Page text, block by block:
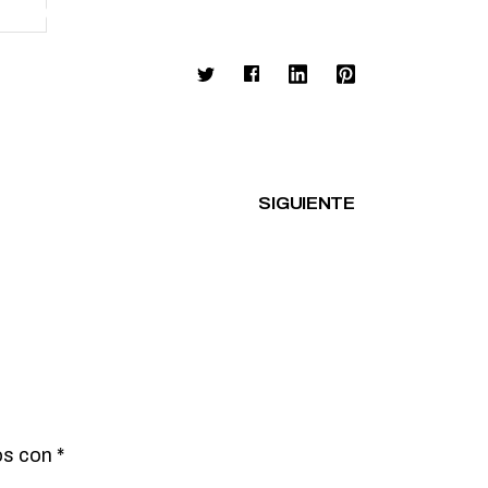
1:50:04
SIGUIENTE
con *